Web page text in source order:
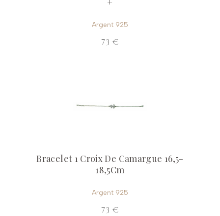
Argent 925
73 €
Bracelet 1 Croix De Camargue 16,5-
18,5Cm
Argent 925
73 €